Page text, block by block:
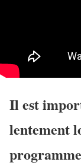
Il est
lentement